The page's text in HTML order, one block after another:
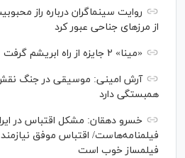
روایت سینماگران درباره راز
از مرزهای جناحی عبور کرد
«مینا» ۲ جایزه از راه ابریشم گرفت
آرش امینی: موسیقی در جنگ
همبستگی دارد
خسرو دهقان: مشکل اقتباس در
فیلمنامه‌هاست/ اقتباس موفق
فیلمساز خوب است